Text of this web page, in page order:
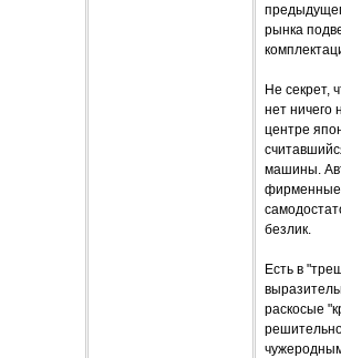
рынка
Не секрет,
нет ничего
центре
машины.
фирменные
безлик.
Есть в
раскосые